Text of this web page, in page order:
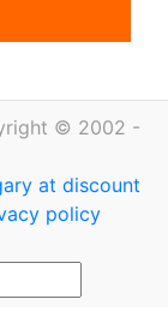
© 2002 -
at discount
policy